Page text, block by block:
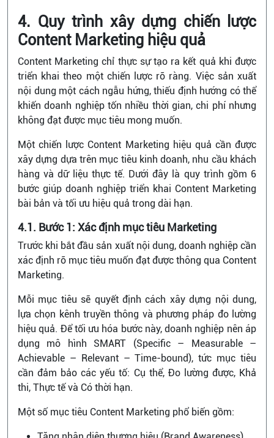
4. Quy trình xây dựng chiến lược
Content Marketing hiệu quả
Content Marketing chỉ thực sự tạo ra kết quả khi được
triển khai theo một chiến lược rõ ràng. Việc sản xuất
nội dung một cách ngẫu hứng, thiếu định hướng có thể
khiến doanh nghiệp tốn nhiều thời gian, chi phí nhưng
không đạt được mục tiêu mong muốn.
Một chiến lược Content Marketing hiệu quả cần được
xây dựng dựa trên mục tiêu kinh doanh, nhu cầu khách
hàng và dữ liệu thực tế. Dưới đây là quy trình gồm 6
bước giúp doanh nghiệp triển khai Content Marketing
bài bản và tối ưu hiệu quả trong dài hạn.
4.1. Bước 1: Xác định mục tiêu Marketing
Trước khi bắt đầu sản xuất nội dung, doanh nghiệp cần
xác định rõ mục tiêu muốn đạt được thông qua Content
Marketing.
Mỗi mục tiêu sẽ quyết định cách xây dựng nội dung,
lựa chọn kênh truyền thông và phương pháp đo lường
hiệu quả. Để tối ưu hóa bước này, doanh nghiệp nên áp
dụng mô hình SMART (Specific – Measurable –
Achievable – Relevant – Time-bound), tức mục tiêu
cần đảm bảo các yếu tố: Cụ thể, Đo lường được, Khả
thi, Thực tế và Có thời hạn.
Một số mục tiêu Content Marketing phổ biến gồm: